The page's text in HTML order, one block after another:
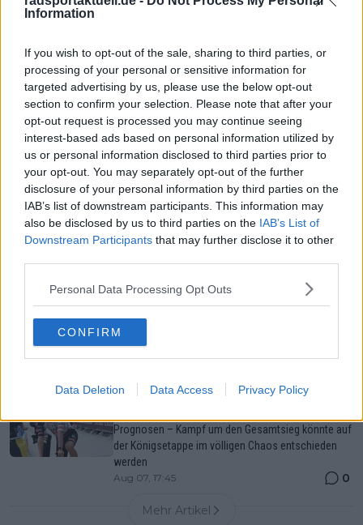
Information
If you wish to opt-out of the sale, sharing to third parties, or
processing of your personal or sensitive information for
targeted advertising by us, please use the below opt-out
section to confirm your selection. Please note that after your
opt-out request is processed you may continue seeing
interest-based ads based on personal information utilized by
us or personal information disclosed to third parties prior to
your opt-out. You may separately opt-out of the further
disclosure of your personal information by third parties on the
IAB’s list of downstream participants. This information may
also be disclosed by us to third parties on the IAB’s List of
Downstream Participants that may further disclose it to other
Personal Data Processing Opt Outs
CONFIRM
Data Deletion Data Access Privacy Policy
09 Juni 2026
Mehr Artikel
Gerade In
Medizinischer Bericht und Aufgaben Tour de France
Femmes 2026, Etappe 7 – Anna van der Breggen
steigt aus dem Rennen aus
Aug 07, 18:36
Tour de France Femmes 2026: Gesamtwertung nach
der 7. Etappe – Niewiadoma übernimmt Gelb mit 15
Sekunden Vorsprung auf Vollering
Aug 07, 18:34
Vorschau auf die 8. Etappe der Tour de France
Femmes 2026: Profile, Favoritinnen und Prognosen
– Sieg für Wiebes oder attackiert Vollering
Niewiadomas Gelbes Trikot?
Polen-Rundfahrt 2026: Vorschau auf die 6. Etappe,
Prognosen – Kampf um den Gesamtsieg könnte auf
der Königsetappe im völligen Chaos entschieden
werden
Aug 07, 17:45 0
Mehr Artikel